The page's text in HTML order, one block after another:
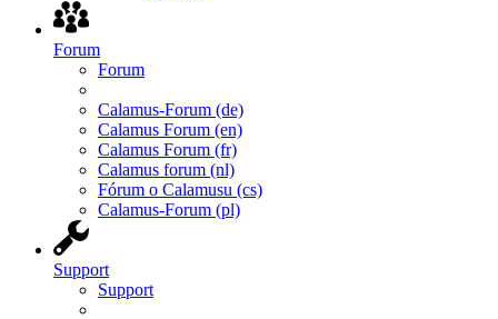
Forum
Forum
Calamus-Forum (de)
Calamus Forum (en)
Calamus Forum (fr)
Calamus forum (nl)
Fórum o Calamusu (cs)
Calamus-Forum (pl)
Support
Support